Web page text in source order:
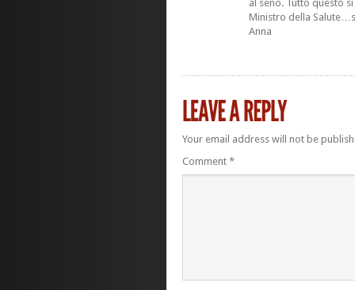
al seno. Tutto questo
Ministro della
Anna
Your email address will not be
Comment *